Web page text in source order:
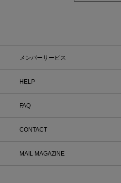
メンバーサービス
HELP
FAQ
CONTACT
MAIL MAGAZINE